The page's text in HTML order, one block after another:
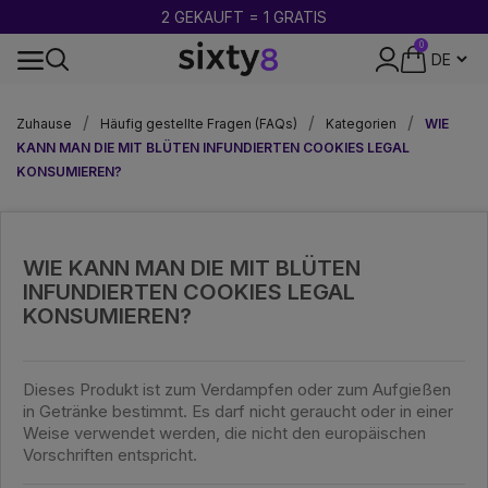
2 GEKAUFT = 1 GRATIS
0
Zuhause
Häufig gestellte Fragen (FAQs) Kategorien
WIE
KANN MAN DIE MIT BLÜTEN INFUNDIERTEN COOKIES LEGAL
KONSUMIEREN?
WIE KANN MAN DIE MIT BLÜTEN
INFUNDIERTEN COOKIES LEGAL
KONSUMIEREN?
Dieses Produkt ist zum Verdampfen oder zum Aufgießen
in Getränke bestimmt. Es darf nicht geraucht oder in einer
Weise verwendet werden, die nicht den europäischen
Vorschriften entspricht.